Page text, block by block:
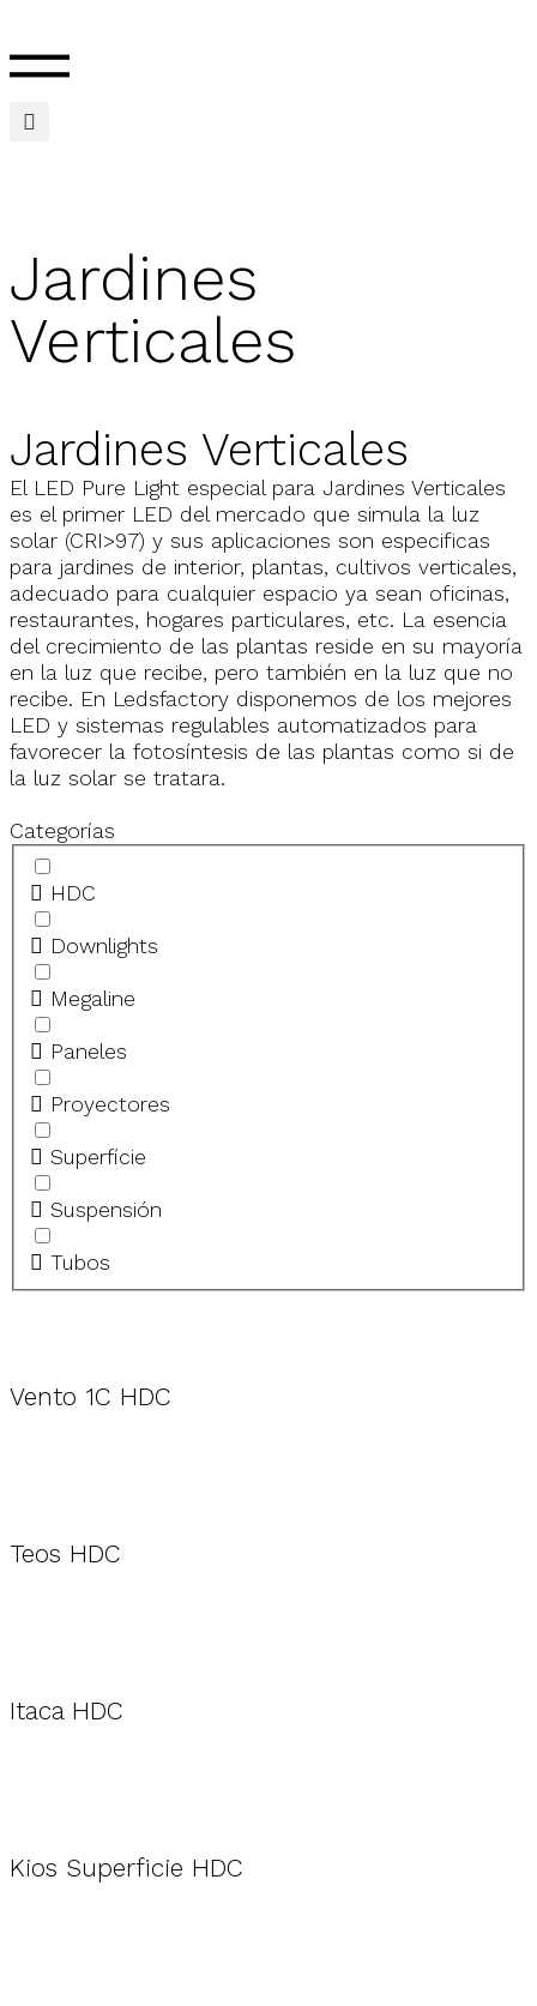
Jardines
Verticales
Jardines Verticales
El LED Pure Light especial para Jardines Verticales
es el primer LED del mercado que simula la luz
solar (CRI>97) y sus aplicaciones son especificas
para jardines de interior, plantas, cultivos verticales,
adecuado para cualquier espacio ya sean oficinas,
restaurantes, hogares particulares, etc. La esencia
del crecimiento de las plantas reside en su mayoría
en la luz que recibe, pero también en la luz que no
recibe. En Ledsfactory disponemos de los mejores
LED y sistemas regulables automatizados para
favorecer la fotosíntesis de las plantas como si de
la luz solar se tratara.
Categorías
HDC
Downlights
Megaline
Paneles
Proyectores
Superfície
Suspensión
Tubos
Vento 1C HDC
Teos HDC
Itaca HDC
Kios Superficie HDC